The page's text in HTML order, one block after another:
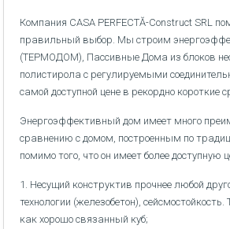
Компания CASA PERFECTĂ-Construct SRL
правильный выбор. Мы строим
(ТЕРМОДОМ), Пассивные Дома из блоков
полистирола с регулируемыми
самой доступной цене в рекордно короткие
Энергоэффективный дом имеет много
сравнению с домом, построенным по
помимо того, что он имеет более доступную
1. Несущий конструктив прочнее любой
технологии (железобетон),
как хорошо связанный куб;